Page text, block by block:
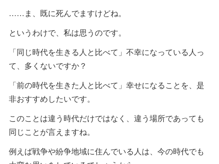
……ま、既に死んでますけどね。
というわけで、私は思うのです。
「同じ時代を生きる人と比べて」不幸になっている人っ
て、多くないですか？
「前の時代を生きた人と比べて」幸せになることを、是
非おすすめしたいです。
このことは違う時代だけではなく、違う場所であっても
同じことが言えますね。
例えば戦争や紛争地域に住んでいる人は、今の時代でも